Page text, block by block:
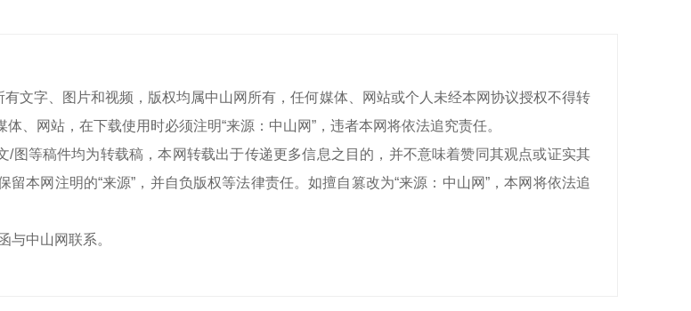
有文字、图片和视频，版权均属中山网所有，任何媒体、网站或个人未经本网协议授权不得转
、网站，在下载使用时必须注明“来源：中山网”，违者本网将依法追究责任。
/图等稿件均为转载稿，本网转载出于传递更多信息之目的，并不意味着赞同其观点或证实其
本网注明的“来源”，并自负版权等法律责任。如擅自篡改为“来源：中山网”，本网将依法追
中山网联系。